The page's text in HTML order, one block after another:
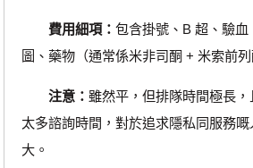
費用細項： 包含掛號、B 超、驗
圖、藥物（通常係米非司酮 + 米索前列
注意： 雖然平，但排隊時間極長
太多諮詢時間，對於追求隱私同服務
大。